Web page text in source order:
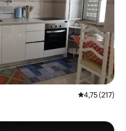
Gemiddelde
4,75 (217)